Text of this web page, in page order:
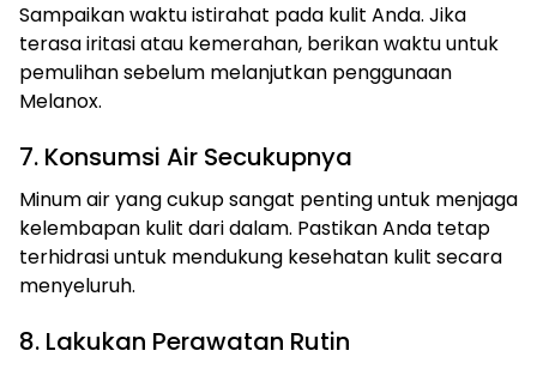
Sampaikan waktu istirahat pada kulit Anda. Jika
terasa iritasi atau kemerahan, berikan waktu untuk
pemulihan sebelum melanjutkan penggunaan
Melanox.
7. Konsumsi Air Secukupnya
Minum air yang cukup sangat penting untuk menjaga
kelembapan kulit dari dalam. Pastikan Anda tetap
terhidrasi untuk mendukung kesehatan kulit secara
menyeluruh.
8. Lakukan Perawatan Rutin